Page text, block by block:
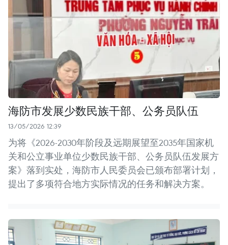
海防市发展少数民族干部、公务员队伍
13/05/2026 12:39
为将《2026-2030年阶段及远期展望至2035年国家机
关和公立事业单位少数民族干部、公务员队伍发展方
案》落到实处，海防市人民委员会已颁布部署计划，
提出了多项符合地方实际情况的任务和解决方案。